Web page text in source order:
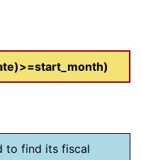
to find its fiscal